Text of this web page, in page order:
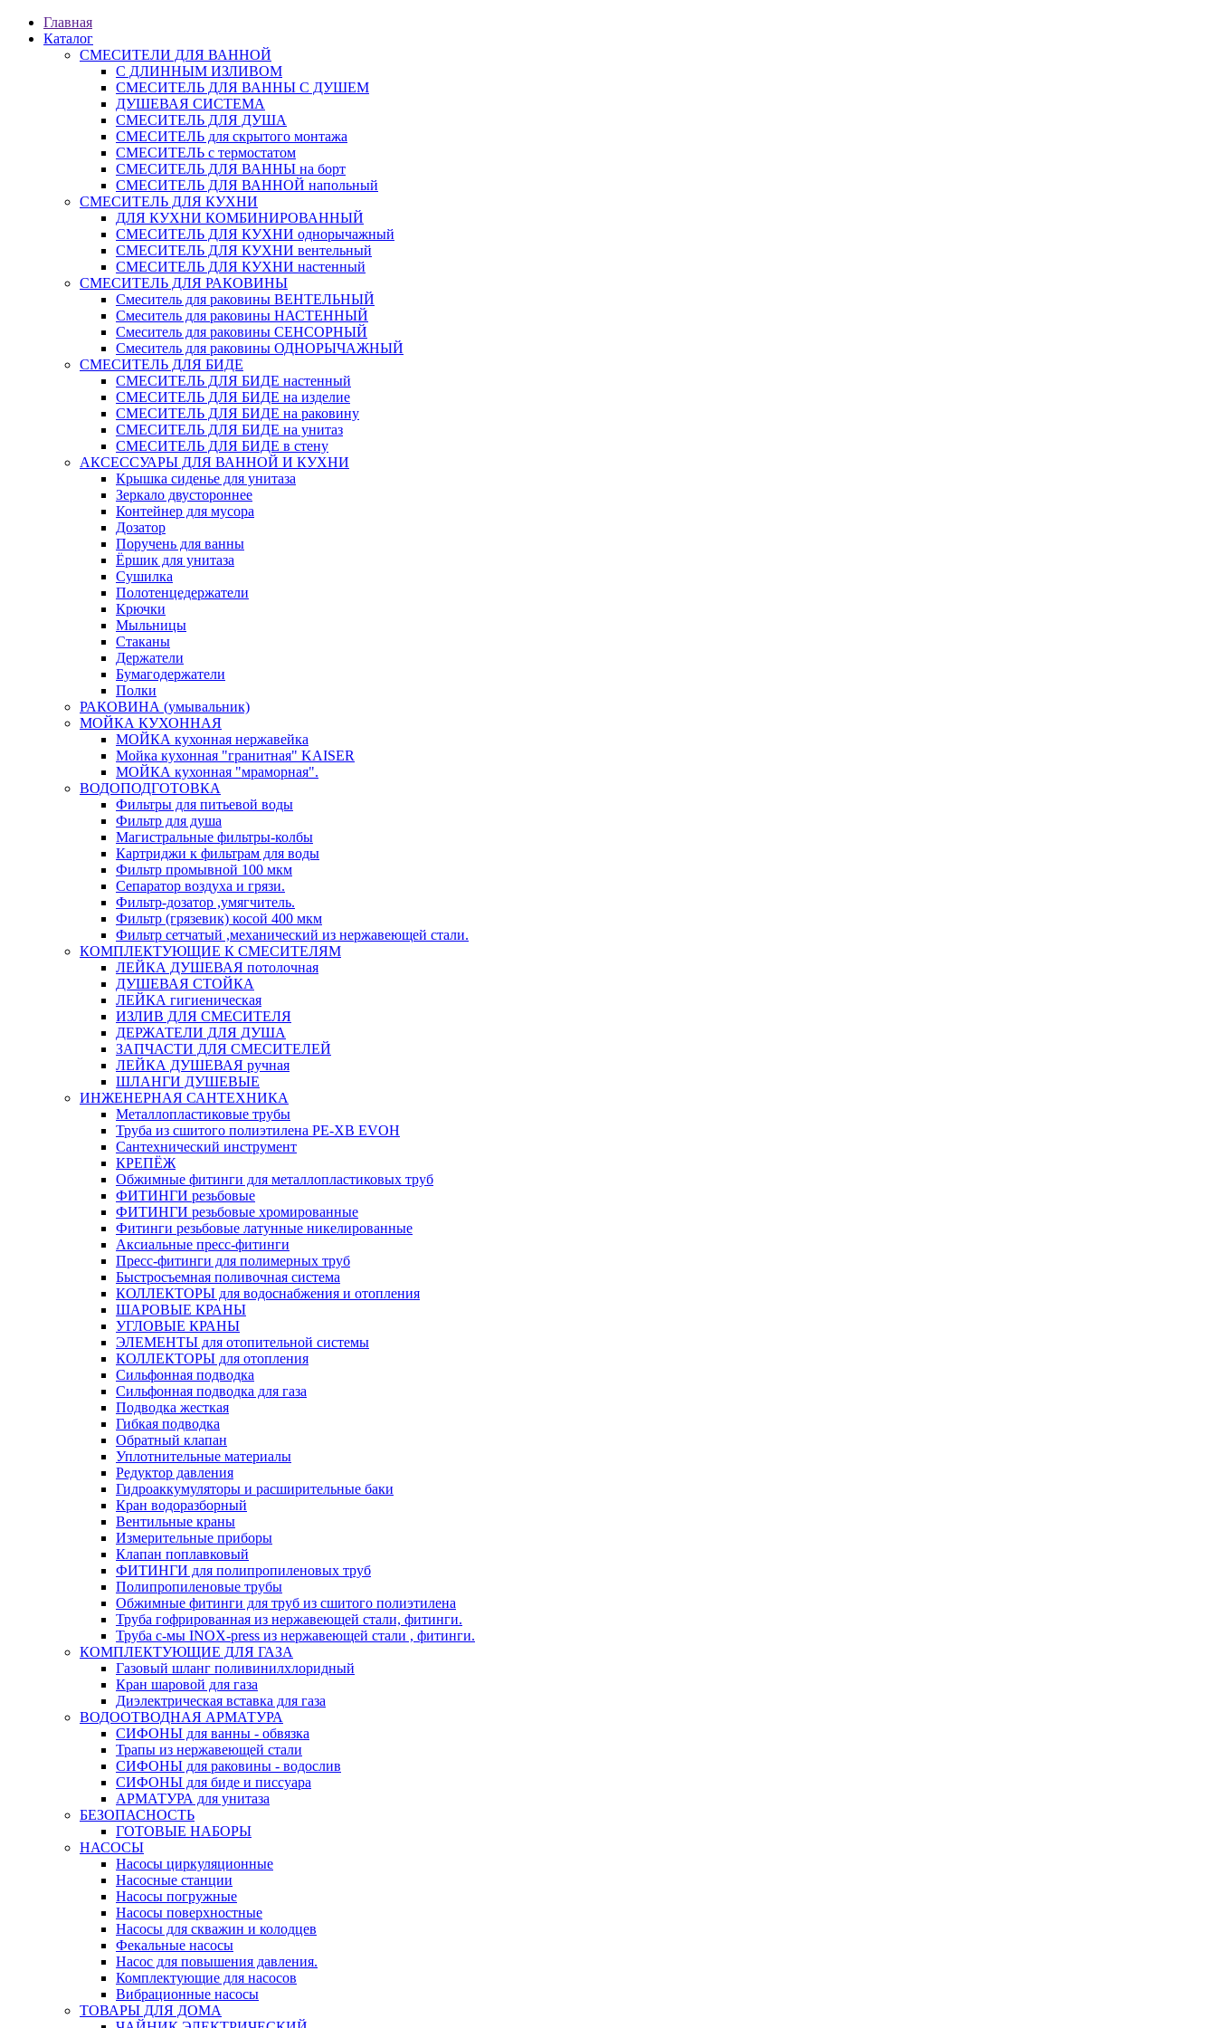
Главная
Каталог
СМЕСИТЕЛИ ДЛЯ ВАННОЙ
С ДЛИННЫМ ИЗЛИВОМ
СМЕСИТЕЛЬ ДЛЯ ВАННЫ С ДУШЕМ
ДУШЕВАЯ СИСТЕМА
СМЕСИТЕЛЬ ДЛЯ ДУША
СМЕСИТЕЛЬ для скрытого монтажа
СМЕСИТЕЛЬ с термостатом
СМЕСИТЕЛЬ ДЛЯ ВАННЫ на борт
СМЕСИТЕЛЬ ДЛЯ ВАННОЙ напольный
СМЕСИТЕЛЬ ДЛЯ КУХНИ
ДЛЯ КУХНИ КОМБИНИРОВАННЫЙ
СМЕСИТЕЛЬ ДЛЯ КУХНИ однорычажный
СМЕСИТЕЛЬ ДЛЯ КУХНИ вентельный
СМЕСИТЕЛЬ ДЛЯ КУХНИ настенный
СМЕСИТЕЛЬ ДЛЯ РАКОВИНЫ
Смеситель для раковины ВЕНТЕЛЬНЫЙ
Смеситель для раковины НАСТЕННЫЙ
Смеситель для раковины СЕНСОРНЫЙ
Смеситель для раковины ОДНОРЫЧАЖНЫЙ
СМЕСИТЕЛЬ ДЛЯ БИДЕ
СМЕСИТЕЛЬ ДЛЯ БИДЕ настенный
СМЕСИТЕЛЬ ДЛЯ БИДЕ на изделие
СМЕСИТЕЛЬ ДЛЯ БИДЕ на раковину
СМЕСИТЕЛЬ ДЛЯ БИДЕ на унитаз
СМЕСИТЕЛЬ ДЛЯ БИДЕ в стену
АКСЕССУАРЫ ДЛЯ ВАННОЙ И КУХНИ
Крышка сиденье для унитаза
Зеркало двустороннее
Контейнер для мусора
Дозатор
Поручень для ванны
Ёршик для унитаза
Сушилка
Полотенцедержатели
Крючки
Мыльницы
Стаканы
Держатели
Бумагодержатели
Полки
РАКОВИНА (умывальник)
МОЙКА КУХОННАЯ
МОЙКА кухонная нержавейка
Мойка кухонная "гранитная" KAISER
МОЙКА кухонная "мраморная".
ВОДОПОДГОТОВКА
Фильтры для питьевой воды
Фильтр для душа
Магистральные фильтры-колбы
Картриджи к фильтрам для воды
Фильтр промывной 100 мкм
Сепаратор воздуха и грязи.
Фильтр-дозатор ,умягчитель.
Фильтр (грязевик) косой 400 мкм
Фильтр сетчатый ,механический из нержавеющей стали.
КОМПЛЕКТУЮЩИЕ К СМЕСИТЕЛЯМ
ЛЕЙКА ДУШЕВАЯ потолочная
ДУШЕВАЯ СТОЙКА
ЛЕЙКА гигиеническая
ИЗЛИВ ДЛЯ СМЕСИТЕЛЯ
ДЕРЖАТЕЛИ ДЛЯ ДУША
ЗАПЧАСТИ ДЛЯ СМЕСИТЕЛЕЙ
ЛЕЙКА ДУШЕВАЯ ручная
ШЛАНГИ ДУШЕВЫЕ
ИНЖЕНЕРНАЯ САНТЕХНИКА
Металлопластиковые трубы
Труба из сшитого полиэтилена PE-XB EVOH
Сантехнический инструмент
КРЕПЁЖ
Обжимные фитинги для металлопластиковых труб
ФИТИНГИ резьбовые
ФИТИНГИ резьбовые хромированные
Фитинги резьбовые латунные никелированные
Аксиальные пресс-фитинги
Пресс-фитинги для полимерных труб
Быстросъемная поливочная система
КОЛЛЕКТОРЫ для водоснабжения и отопления
ШАРОВЫЕ КРАНЫ
УГЛОВЫЕ КРАНЫ
ЭЛЕМЕНТЫ для отопительной системы
КОЛЛЕКТОРЫ для отопления
Сильфонная подводка
Cильфонная подводка для газа
Подводка жесткая
Гибкая подводка
Обратный клапан
Уплотнительные материалы
Редуктор давления
Гидроаккумуляторы и расширительные баки
Кран водоразборный
Вентильные краны
Измерительные приборы
Клапан поплавковый
ФИТИНГИ для полипропиленовых труб
Полипропиленовые трубы
Обжимные фитинги для труб из сшитого полиэтилена
Труба гофрированная из нержавеющей стали, фитинги.
Труба с-мы INOX-press из нержавеющей стали , фитинги.
КОМПЛЕКТУЮЩИЕ ДЛЯ ГАЗА
Газовый шланг поливинилхлоридный
Кран шаровой для газа
Диэлектрическая вставка для газа
ВОДООТВОДНАЯ АРМАТУРА
СИФОНЫ для ванны - обвязка
Трапы из нержавеющей стали
СИФОНЫ для раковины - водослив
СИФОНЫ для биде и писсуара
АРМАТУРА для унитаза
БЕЗОПАСНОСТЬ
ГОТОВЫЕ НАБОРЫ
НАСОСЫ
Насосы циркуляционные
Насосные станции
Насосы погружные
Насосы поверхностные
Насосы для скважин и колодцев
Фекальные насосы
Насос для повышения давления.
Комплектующие для насосов
Вибрационные насосы
ТОВАРЫ ДЛЯ ДОМА